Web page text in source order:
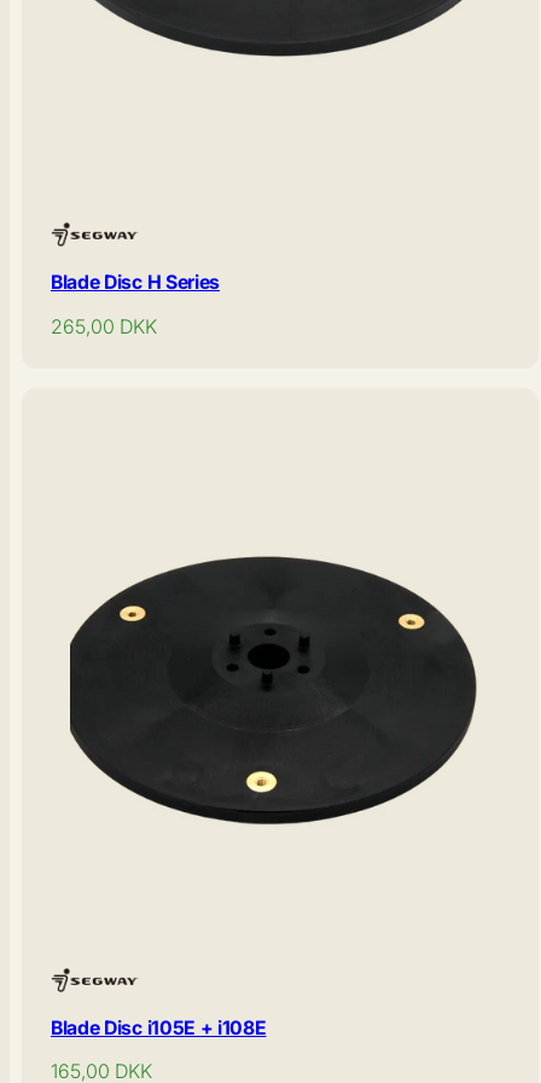
Blade Disc H Series
Normal
265,00 DKK
Blade Disc i105E + i108E
Normal
165,00 DKK